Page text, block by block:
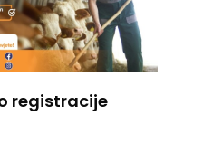
registracije